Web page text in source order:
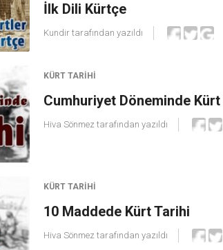
İlk Dili Kürtçe
Kundir tarafından yazıldı
KÜRT TARIHI
Cumhuriyet Döneminde
Hiva Sönmez tarafından yazıldı
KÜRT TARIHI
10 Maddede Kürt Tarihi
Hiva Sönmez tarafından yazıldı